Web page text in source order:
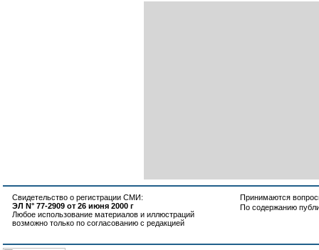
Свидетельство о регистрации СМИ:
ЭЛ N° 77-2909 от 26 июня 2000 г
Любое использование материалов и иллюстраций
возможно только по согласованию с редакцией
Принимаются
По содержанию